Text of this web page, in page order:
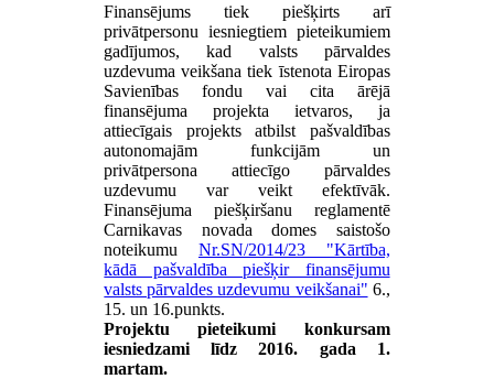
Finansējums tiek piešķirts arī
privātpersonu iesniegtiem pieteikumiem
gadījumos, kad valsts pārvaldes
uzdevuma veikšana tiek īstenota Eiropas
Savienības fondu vai cita ārējā
finansējuma projekta ietvaros, ja
attiecīgais projekts atbilst pašvaldības
autonomajām funkcijām un
privātpersona attiecīgo pārvaldes
uzdevumu var veikt efektīvāk.
Finansējuma piešķiršanu reglamentē
Carnikavas novada domes saistošo
noteikumu Nr.SN/2014/23 "Kārtība,
kādā pašvaldība piešķir finansējumu
valsts pārvaldes uzdevumu veikšanai" 6.,
15. un 16.punkts.
Projektu pieteikumi konkursam
iesniedzami līdz 2016. gada 1.
martam.